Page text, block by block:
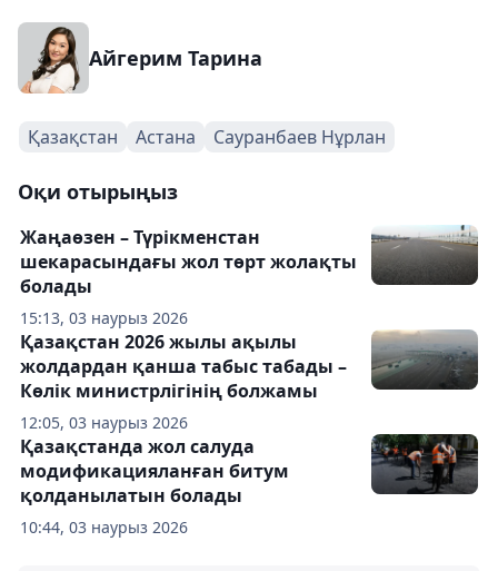
Айгерим Тарина
Қазақстан Астана Сауранбаев Нұрлан
Оқи отырыңыз
15:13, 03 наурыз 2026
Жаңаөзен – Түрікменстан
шекарасындағы жол төрт жолақты
болады
12:05, 03 наурыз 2026
Қазақстан 2026 жылы ақылы
жолдардан қанша табыс табады –
Көлік министрлігінің болжамы
10:44, 03 наурыз 2026
Қазақстанда жол салуда
модификацияланған битум
қолданылатын болады